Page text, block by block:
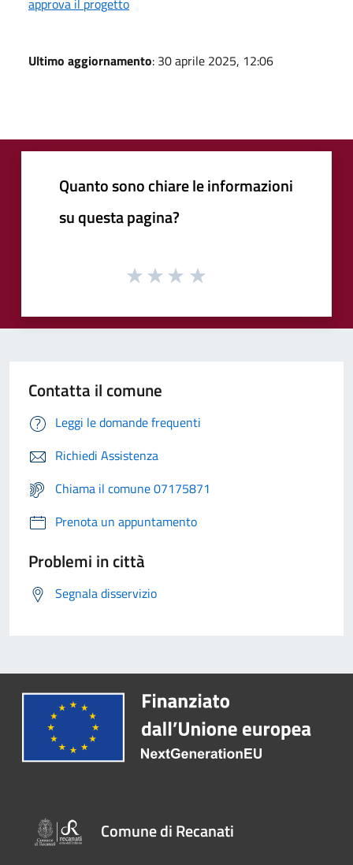
Ultimo aggiornamento: 30 aprile 2025, 12:06
Quanto sono chiare le informazioni
su questa pagina?
Contatta il comune
Leggi le domande frequenti
Richiedi Assistenza
Chiama il comune 07175871
Prenota un appuntamento
Problemi in città
Segnala disservizio
Comune di Recanati